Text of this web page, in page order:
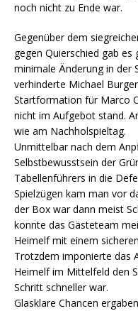
noch nicht zu Ende war.
Gegenüber dem
gegen Quierschied gab
minimale Änderung in
verhinderte Michael
Startformation für Marco
nicht im Aufgebot stand.
wie am Nachholspieltag.
Unmittelbar nach dem
Selbstbewusstsein der
Tabellenführers in die
Spielzügen kam man vor
der Box war dann meist
konnte das Gästeteam
Heimelf mit einem
Trotzdem imponierte das
Heimelf im Mittelfeld den
Schritt schneller war.
Glasklare Chancen